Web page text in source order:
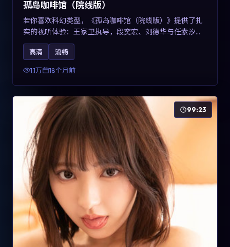
孤岛咖啡馆（院线版）
若你喜欢科幻类型，《孤岛咖啡馆（院线版）》提供了扎
实的视听体验：王家卫执导，段奕宏、刘德华与任素汐共
同演绎。影片2025年于中国台湾上映，内容用冷峻镜头语
言观察城市夜间的孤独，关键词包含高清流畅、人物关系
与情节反转，适合检索「2025科幻」「中国台湾电影」的
高清 流畅
1.1万 18个月前
99:23